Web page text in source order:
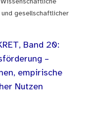
gesellschaftlicher
Band 20:
–
empirische
Nutzen